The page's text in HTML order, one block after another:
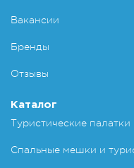
Вакансии
Бренды
Отзывы
Каталог
Туристические палатки
Спальные мешки и